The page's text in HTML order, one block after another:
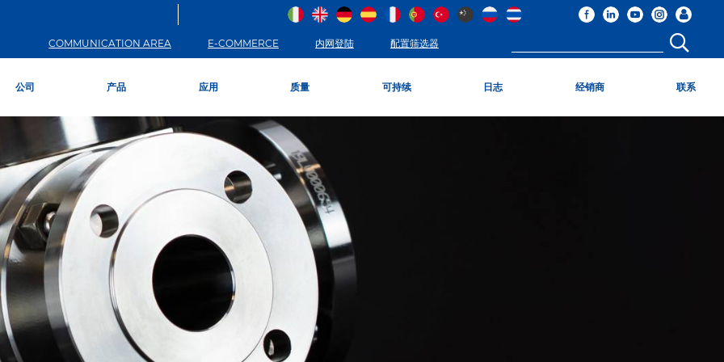
COMMUNICATION AREA E-COMMERCE 内网登陆 配置筛选器
公司 产品 应用 质量 可持续 日志 经销商 联系